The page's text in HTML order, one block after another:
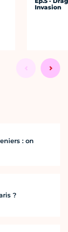
Invasion
: on
?